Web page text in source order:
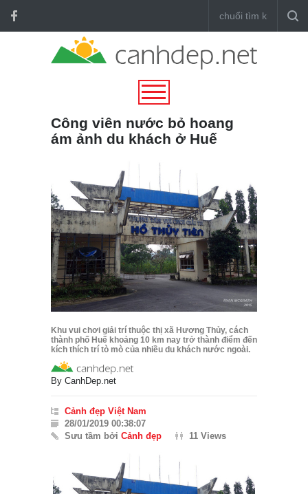
Công viên nước bỏ hoang
ám ảnh du khách ở Huế
Khu vui chơi giải trí thuộc thị xã Hương Thủy, cách
thành phố Huế khoảng 10 km nay trở thành điểm đến
kích thích trí tò mò của nhiều du khách nước ngoài.
By CanhDep.net
Cảnh đẹp Việt Nam
28/01/2019 00:38:07
Sưu tầm bởi Cảnh đẹp 11 Views